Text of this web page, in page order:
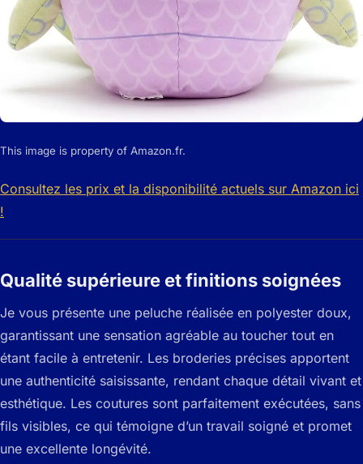
This image is property of Amazon.fr.
Consultez les prix et la disponibilité actuels sur Amazon ici
!
Qualité supérieure et finitions soignées
Je vous présente une peluche réalisée en polyester doux,
garantissant une sensation agréable au toucher tout en
étant facile à entretenir. Les broderies précises apportent
une authenticité saisissante, rendant chaque détail vivant et
esthétique. Les coutures sont parfaitement exécutées, sans
fils visibles, ce qui témoigne d’un travail soigné et promet
une excellente longévité.